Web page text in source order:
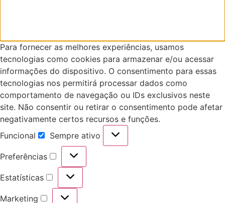
Para fornecer as melhores experiências, usamos
tecnologias como cookies para armazenar e/ou acessar
informações do dispositivo. O consentimento para essas
tecnologias nos permitirá processar dados como
comportamento de navegação ou IDs exclusivos neste
site. Não consentir ou retirar o consentimento pode afetar
negativamente certos recursos e funções.
Funcional
Funcional
Sempre ativo
Preferências
Preferências
Estatísticas
Estatísticas
Marketing